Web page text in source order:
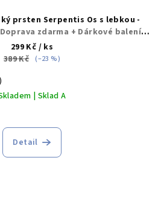
prsten Serpentis Os s lebkou -
zdarma + Dárkové balení
zdarma
299 Kč / ks
389 Kč (–23 %)
| Sklad A
Detail